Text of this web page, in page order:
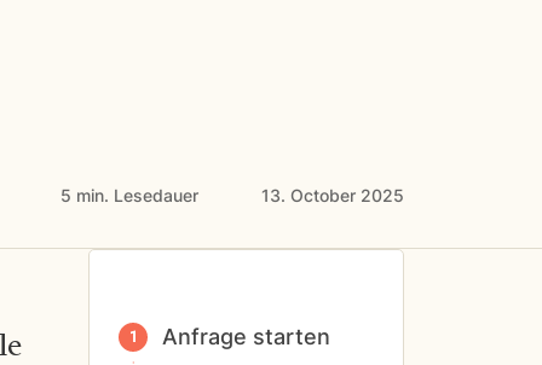
5 min. Lesedauer 13. October 2025
Anfrage starten